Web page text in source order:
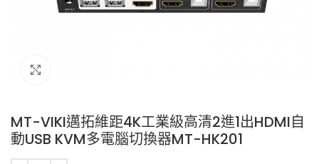
MT-VIKI邁拓維距4K工業級高清2進1出HDMI自
動USB KVM多電腦切換器MT-HK201